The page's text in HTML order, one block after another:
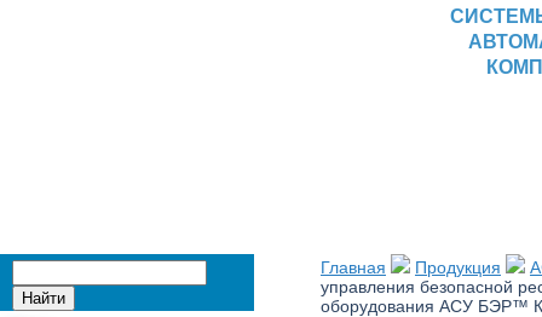
Главная Продукция
управления безопасной
оборудования АСУ БЭР™